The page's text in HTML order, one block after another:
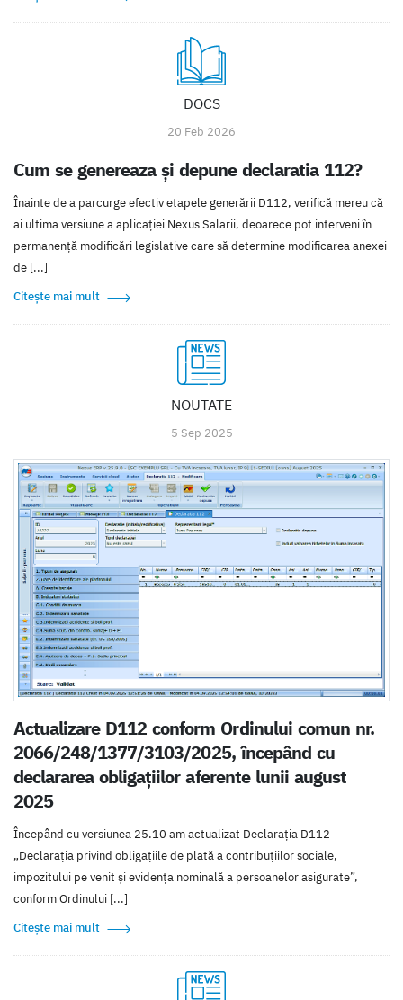
DOCS
20 Feb 2026
Cum se genereaza și depune declaratia 112?
Înainte de a parcurge efectiv etapele generării D112, verifică mereu că
ai ultima versiune a aplicației Nexus Salarii, deoarece pot interveni în
permanență modificări legislative care să determine modificarea anexei
de [...]
Citește mai mult
NOUTATE
5 Sep 2025
Actualizare D112 conform Ordinului comun nr.
2066/248/1377/3103/2025, începând cu
declararea obligațiilor aferente lunii august
2025
Începând cu versiunea 25.10 am actualizat Declarația D112 –
„Declaraţia privind obligaţiile de plată a contribuţiilor sociale,
impozitului pe venit şi evidenţa nominală a persoanelor asigurate”,
conform Ordinului [...]
Citește mai mult